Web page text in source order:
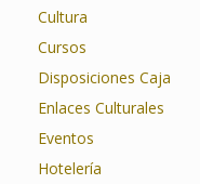
Cultura
Cursos
Disposiciones Caja
Enlaces Culturales
Eventos
Hotelería